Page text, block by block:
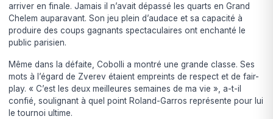
arriver en finale. Jamais il n’avait dépassé les quarts en Grand
Chelem auparavant. Son jeu plein d’audace et sa capacité à
produire des coups gagnants spectaculaires ont enchanté le
public parisien.
Même dans la défaite, Cobolli a montré une grande classe. Ses
mots à l’égard de Zverev étaient empreints de respect et de fair-
play. « C’est les deux meilleures semaines de ma vie », a-t-il
confié, soulignant à quel point Roland-Garros représente pour lui
le tournoi ultime.